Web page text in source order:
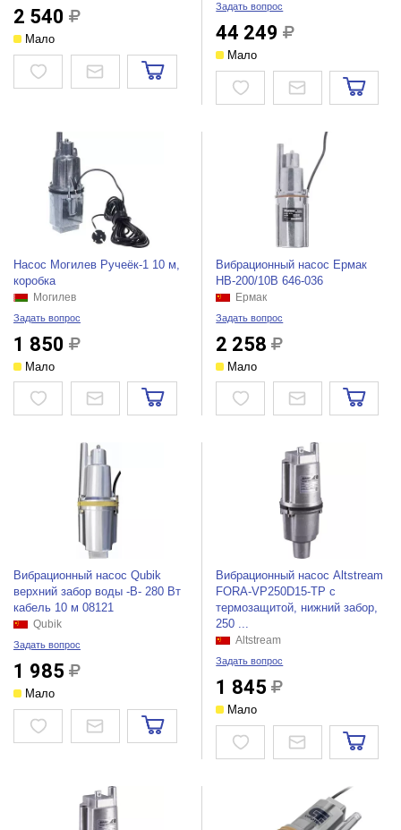
2 540
Мало
Задать вопрос
44 249
Мало
Насос Могилев Ручеёк-1 10 м,
коробка
Могилев
Задать вопрос
1 850
Мало
Вибрационный насос Ермак
НВ-200/10В 646-036
Ермак
Задать вопрос
2 258
Мало
Вибрационный насос Qubik
верхний забор воды -В- 280 Вт
кабель 10 м 08121
Qubik
Задать вопрос
1 985
Мало
Вибрационный насос Altstream
FORA-VP250D15-ТР с
термозащитой, нижний забор,
250 ...
Altstream
Задать вопрос
1 845
Мало